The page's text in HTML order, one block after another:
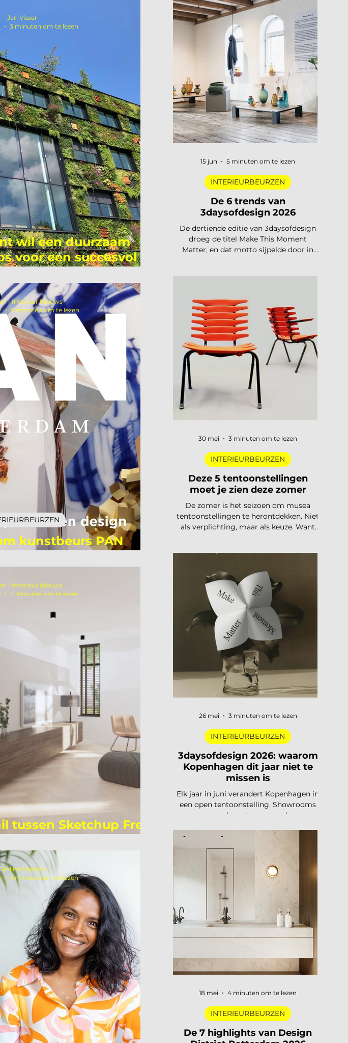
wil een duurzaam
voor een succesvol
Jan Visser
3 minuten om te lezen
kunstbeurs PAN
| Interieur Nieuws
5 minuten om te lezen
tussen Sketchup Free,
| Interieur Nieuws
5 minuten om te lezen
Maaijen
4 minuten om te lezen
Belgische agenda die piekt in
september en november, en een
internationale kalender die loopt van
Helsinki tot Miami. Hieronder vind je alle
relevante interieurbeurzen,
designbeurzen en kunstbeurzen van
augustus tot en met december 2026, op
datum gezet. Handig om vast in je
agenda te blokken. Welke
interieurbeurzen, designbeurzen
De 6 trends van
3daysofdesign 2026
De dertiende editie van 3daysofdesign
droeg de titel Make This Moment
Matter, en dat motto sijpelde door in
verdwenen. Wat overblijft is koeler,
eerlijker en doordachter: koel metaal,
lage zit, diep bordeaux en een duidelijke
voorkeur voor materiaal met een
verhaal. Dit zijn de zes trends die de
toon zetten voor 2026 en 2027. De 6
trends
INTERIEURBEURZEN
15 jun 5 minuten om te lezen
Deze 5 tentoonstellingen
moet je zien deze zomer
De zomer is het seizoen om musea
tentoonstellingen te herontdekken. Niet
als verplichting, maar als keuze. Want
tentoonstelling waar je letterlijk moet
bewegen om het werk te begrijpen. Van
digitale pioniers in een Depot-zaal tot
marmer dat architectuur omvormt tot
ontmoetingsplek. Vijf tentoonstellingen,
verspreid over Nederland, die de moeite
waard zijn om speci
INTERIEURBEURZEN
30 mei 3 minuten om te lezen
3daysofdesign 2026: waarom
Kopenhagen dit jaar niet te
missen is
Elk jaar in juni verandert Kopenhagen in
een open tentoonstelling. Showrooms
openen hun deuren, merken
designers uit de hele wereld komen
samen in een van de meest visueel
gelaagde steden van Europa. Dat is
3daysofdesign in een zin. En uiteraard
zijn wij er weer bij met De Interieur Club
om verslag te doen. 3daysofdesign is
het grootste designfestival van
Scandinavië. Verspreid over de stad vind
je honderden evenementen: van intieme
INTERIEURBEURZEN
26 mei 3 minuten om te lezen
De 7 highlights van Design
INTERIEURBEURZEN
18 mei 4 minuten om te lezen